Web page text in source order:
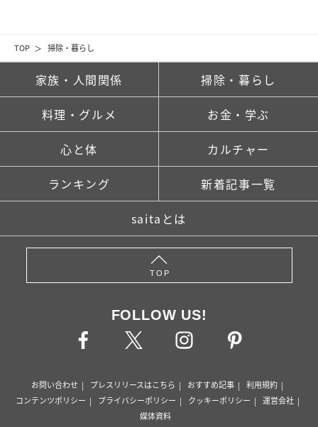
TOP 掃除・暮らし
家族・人間関係 掃除・暮らし
料理・グルメ お金・学ぶ
心と体 カルチャー
ランキング 新着記事一覧
saitaとは
TOP
FOLLOW US!
お問い合わせ プレスリリースはこちら おすすめ記事
利用規約
コンテンツポリシー
プライバシーポリシー クッキーポリシー
運営会社
媒体資料